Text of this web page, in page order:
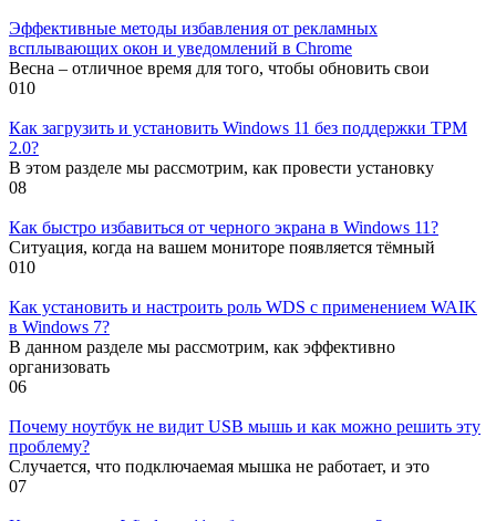
Эффективные методы избавления от рекламных
всплывающих окон и уведомлений в Chrome
Весна – отличное время для того, чтобы обновить свои
010
Как загрузить и установить Windows 11 без поддержки TPM
2.0?
В этом разделе мы рассмотрим, как провести установку
08
Как быстро избавиться от черного экрана в Windows 11?
Ситуация, когда на вашем мониторе появляется тёмный
010
Как установить и настроить роль WDS с применением WAIK
в Windows 7?
В данном разделе мы рассмотрим, как эффективно
организовать
06
Почему ноутбук не видит USB мышь и как можно решить эту
проблему?
Случается, что подключаемая мышка не работает, и это
07